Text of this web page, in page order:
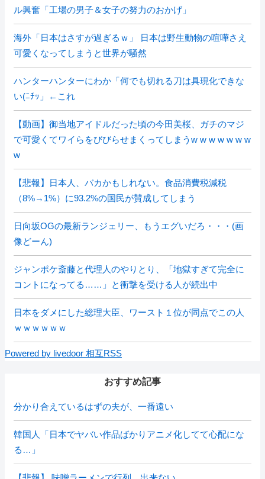
ル興奮「工場の男子＆女子の努力のおかげ」
海外「日本はさすが過ぎるｗ」 日本は野生動物の喧嘩さえ
可愛くなってしまうと世界が騒然
ハンターハンターにわか「何でも切れる刀は具現化できな
い(ﾆﾁｯ」←これ
【動画】御当地アイドルだった頃の今田美桜、ガチのマジ
で可愛くてワイらをびびらせまくってしまうw w w w w w w
w
【悲報】日本人、バカかもしれない。食品消費税減税
（8%→1%）に93.2%の国民が賛成してしまう
日向坂OGの最新ランジェリー、もうエグいだろ・・・(画
像どーん)
ジャンポケ斎藤と代理人のやりとり、「地獄すぎて完全に
コントになってる……」と衝撃を受ける人が続出中
日本をダメにした総理大臣、ワースト１位が同点でこの人
ｗｗｗｗｗｗ
Powered by livedoor 相互RSS
おすすめ記事
分かり合えているはずの夫が、一番遠い
韓国人「日本でヤバい作品ばかりアニメ化してて心配にな
る…」